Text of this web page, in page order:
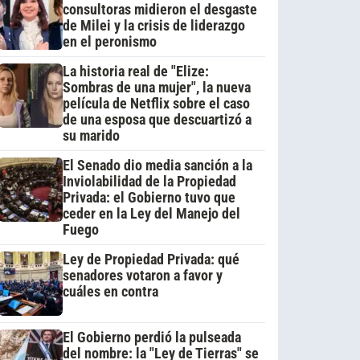
consultoras midieron el desgaste
de Milei y la crisis de liderazgo
en el peronismo
La historia real de "Elize:
Sombras de una mujer", la nueva
película de Netflix sobre el caso
de una esposa que descuartizó a
su marido
El Senado dio media sanción a la
Inviolabilidad de la Propiedad
Privada: el Gobierno tuvo que
ceder en la Ley del Manejo del
Fuego
Ley de Propiedad Privada: qué
senadores votaron a favor y
cuáles en contra
El Gobierno perdió la pulseada
del nombre: la "Ley de Tierras" se